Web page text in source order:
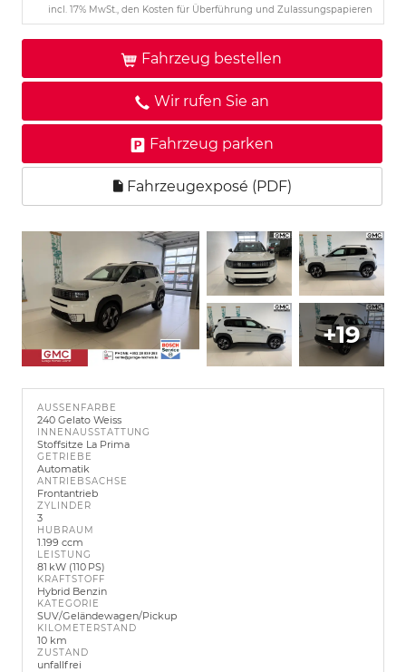
incl. 17% MwSt., den Kosten für Überführung und Zulassungspapieren
Fahrzeug bestellen
Wir rufen Sie an
Fahrzeug parken
Fahrzeugexposé (PDF)
+19
AUSSENFARBE
240 Gelato Weiss
INNENAUSSTATTUNG
Stoffsitze La Prima
GETRIEBE
Automatik
ANTRIEBSACHSE
Frontantrieb
ZYLINDER
3
HUBRAUM
1.199 ccm
LEISTUNG
81 kW (110 PS)
KRAFTSTOFF
Hybrid Benzin
KATEGORIE
SUV/Geländewagen/Pickup
KILOMETERSTAND
10 km
ZUSTAND
unfallfrei